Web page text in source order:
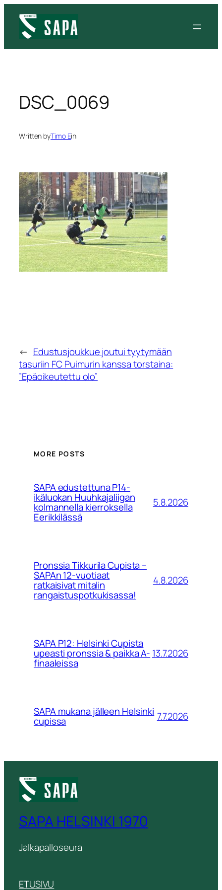
sisältöön
DSC_0069
Written byTimo Ein
← Edustusjoukkue joutui tyytymään
tasuriin FC Puimurin kanssa torstaina:
”Epäoikeutettu olo”
MORE POSTS
SAPA edustettuna P14-
ikäluokan Huuhkajaliigan
kolmannella kierroksella
Eerikkilässä
5.8.2026
Pronssia Tikkurila Cupista –
SAPAn 12-vuotiaat
ratkaisivat mitalin
rangaistuspotkukisassa!
4.8.2026
SAPA P12: Helsinki Cupista
upeasti pronssia & paikka A-
finaaleissa
13.7.2026
SAPA mukana jälleen Helsinki
cupissa 7.7.2026
SAPA HELSINKI 1970
Jalkapalloseura
ETUSIVU